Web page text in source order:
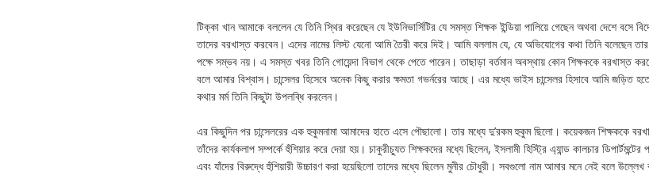
টিক্কা খান আমাকে বললেন যে তিনি স্থির করেছেন যে ইউনিভার্সিটির যে সমস্ত শিক্ষক ইন্ডিয়া পালিয়ে গেছেন অথবা দেশে বসে
তাদের বরখাস্ত করবেন। এদের নামের লিস্ট যেনো আমি তৈরী করে দিই। আমি বললাম যে, যে অভিযোগের কথা তিনি বলেছেন
পক্ষে সম্ভব নয়। এ সমস্ত খবর তিনি গোয়েন্দা বিভাগ থেকে পেতে পারেন। তাছাড়া বর্তমান অবস্থায় কোন শিক্ষককে বরখাস্ত
বলে আমার বিশ্বাস। চান্সেলর হিসেবে অনেক কিছু করার ক্ষমতা গভর্নরের আছে। এর মধ্যে ভাইস চান্সেলর হিসাবে আমি জড়িত
কথার মর্ম তিনি কিছুটা উপলব্ধি করলেন।
এর কিছুদিন পর চান্সেলরের এক হুকুমনামা আমাদের হাতে এসে পৌছালো। তার মধ্যে দু’রকম হুকুম ছিলো। কয়েকজন শিক্ষককে
তাঁদের কার্যকলাপ সম্পর্কে হুঁশিয়ার করে দেয়া হয়। চাকুরীচ্যুত শিক্ষকদের মধ্যে ছিলেন, ইসলামী হিস্ট্রি এ্যান্ড কালচার
এবং যাঁদের বিরুদ্ধে হুঁশিয়ারী উচ্চারণ করা হয়েছিলো তাদের মধ্যে ছিলেন মুনীর চৌধুরী। সবগুলো নাম আমার মনে নেই বলে উল্লেখ